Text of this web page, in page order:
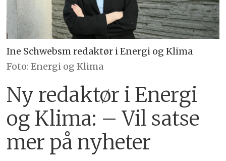
Ine Schwebsm redaktør i Energi og Klima
Foto: Energi og Klima
Ny redaktør i Energi
og Klima: – Vil satse
mer på nyheter